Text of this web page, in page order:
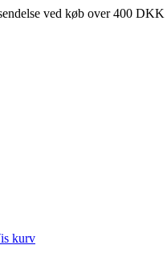
ved køb over 400 DKK
kurv